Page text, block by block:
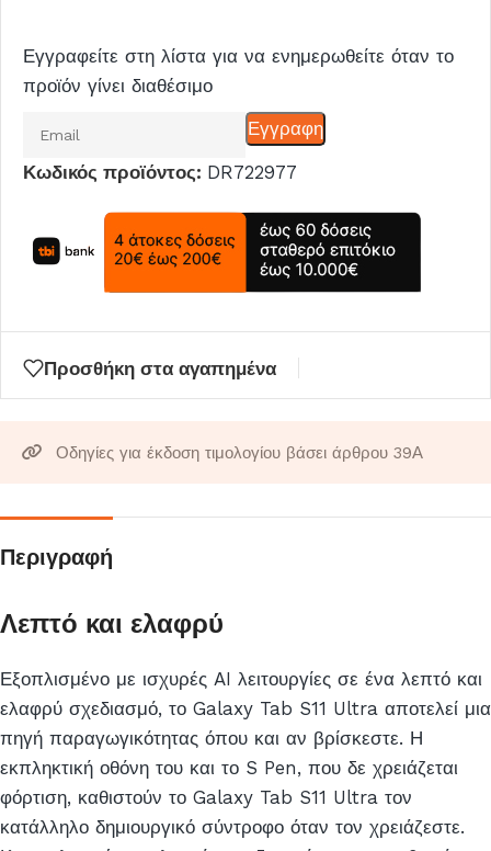
Εγγραφείτε στη λίστα για να ενημερωθείτε όταν το
προϊόν γίνει διαθέσιμο
email
για
να
αναμονής
αυτό
Εγγραφη
Κωδικός προϊόντος: DR722977
Προσθήκη στα αγαπημένα
Οδηγίες για έκδοση τιμολογίου βάσει άρθρου 39Α
Περιγραφή
Λεπτό και ελαφρύ
Εξοπλισμένο με ισχυρές AI λειτουργίες σε ένα λεπτό και
ελαφρύ σχεδιασμό, το Galaxy Tab S11 Ultra αποτελεί μια
πηγή παραγωγικότητας όπου και αν βρίσκεστε. Η
εκπληκτική οθόνη του και το S Pen, που δε χρειάζεται
φόρτιση, καθιστούν το Galaxy Tab S11 Ultra τον
κατάλληλο δημιουργικό σύντροφο όταν τον χρειάζεστε.